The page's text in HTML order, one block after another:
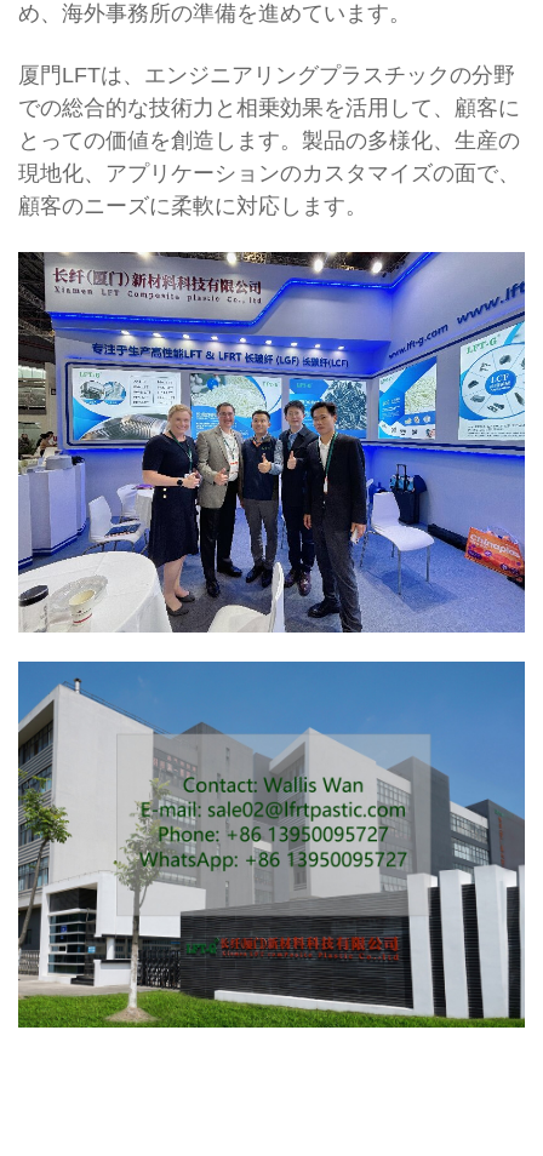
め、海外事務所の準備を進めています。
厦門LFTは、エンジニアリングプラスチックの分野
での総合的な技術力と相乗効果を活用して、顧客に
とっての価値を創造します。製品の多様化、生産の
現地化、アプリケーションのカスタマイズの面で、
顧客のニーズに柔軟に対応します。